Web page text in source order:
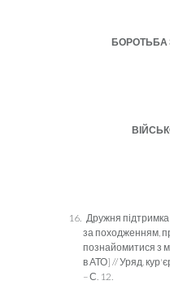
БОРОТЬБА
Дружня підтримка
за походженням,
познайомитися з
в АТО] // Уряд.
– С. 12.